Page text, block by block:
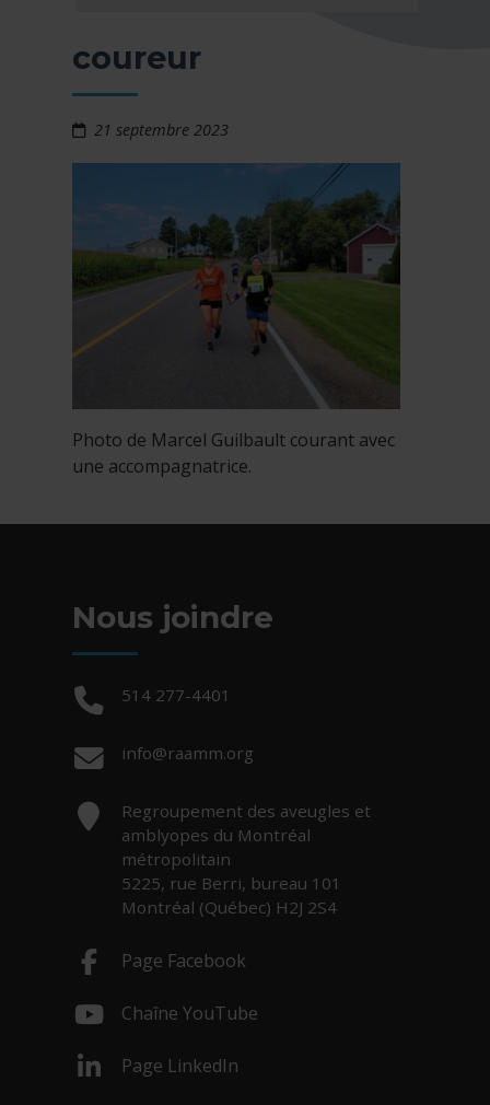
coureur
21 septembre 2023
Photo de Marcel Guilbault courant avec
une accompagnatrice.
Nous joindre
Téléphone :
514 277-4401
Courriel :
info@raamm.org
Adresse :
Regroupement des aveugles et
amblyopes du Montréal
métropolitain
5225, rue Berri, bureau 101
Montréal (Québec) H2J 2S4
Page Facebook
Chaîne YouTube
Page LinkedIn